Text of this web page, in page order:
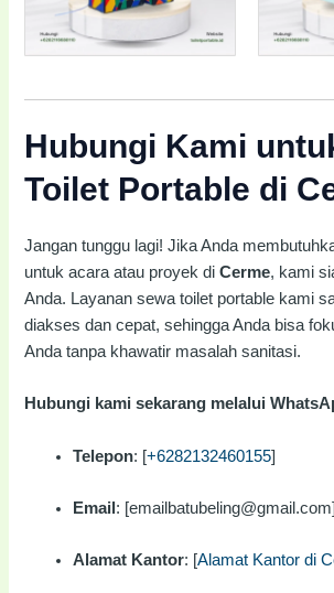
Hubungi Kami
Toilet Portable di
Jangan tunggu lagi! Jika Anda
untuk acara atau proyek diCerme, kami
Anda. Layanan sewa toilet portable kami
diakses dan cepat, sehingga Anda bisa
Anda tanpa khawatir masalah sanitasi.
Hubungi kami sekarang melalui
Telepon: [+6282132460155]
Email : [emailbatubeling@gmail.com]
Alamat Kantor: [Alamat Kantor di